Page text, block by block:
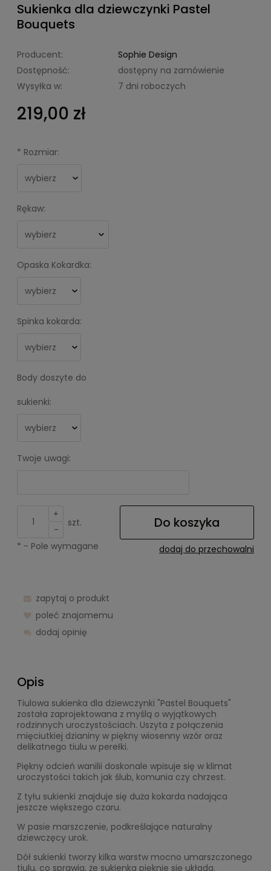
Sukienka dla dziewczynki Pastel
Bouquets
Producent:
Sophie Design
Dostępność:
dostępny na zamówienie
Wysyłka w:
7 dni roboczych
219,00 zł
* Rozmiar:
Rękaw:
Opaska Kokardka:
Spinka kokarda:
Body doszyte do
sukienki:
Twoje uwagi:
+
-
szt. Do koszyka
dodaj do przechowalni
* - Pole wymagane
zapytaj o produkt
poleć znajomemu
dodaj opinię
Opis
Tiulowa sukienka dla dziewczynki "Pastel Bouquets"
została zaprojektowana z myślą o wyjątkowych
rodzinnych uroczystościach. Uszyta z połączenia
mięciutkiej dzianiny w piękny wiosenny wzór oraz
delikatnego tiulu w perełki.
Piękny odcień wanilii doskonale wpisuje się w klimat
uroczystości takich jak ślub, komunia czy chrzest.
Z tyłu sukienki znajduje się duża kokarda nadająca
jeszcze większego czaru.
W pasie marszczenie, podkreślające naturalny
dziewczęcy urok.
Dół sukienki tworzy kilka warstw mocno umarszczonego
tiulu, co sprawia, że sukienka pięknie się układa.